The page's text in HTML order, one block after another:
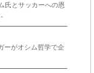
氏とサッカーへの恩
ーがオシム哲学で企